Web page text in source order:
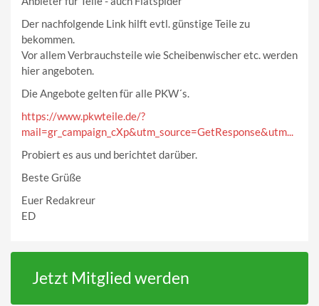
Der nachfolgende Link hilft evtl. günstige Teile zu
bekommen.
Vor allem Verbrauchsteile wie Scheibenwischer etc. werden
hier angeboten.
Die Angebote gelten für alle PKW´s.
https://www.pkwteile.de/?
mail=gr_campaign_cXp&utm_source=GetResponse&utm...
Probiert es aus und berichtet darüber.
Beste Grüße
Euer Redakreur
ED
Jetzt Mitglied werden